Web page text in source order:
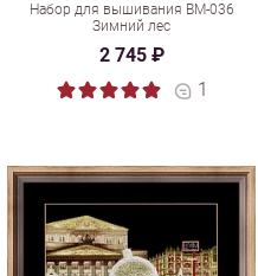
Набор для вышивания ВМ-036
Зимний лес
2 745 ₽
1